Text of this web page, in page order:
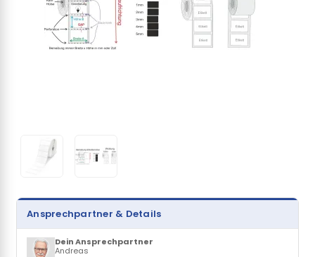
Ansprechpartner & Details
Dein Ansprechpartner
Andreas